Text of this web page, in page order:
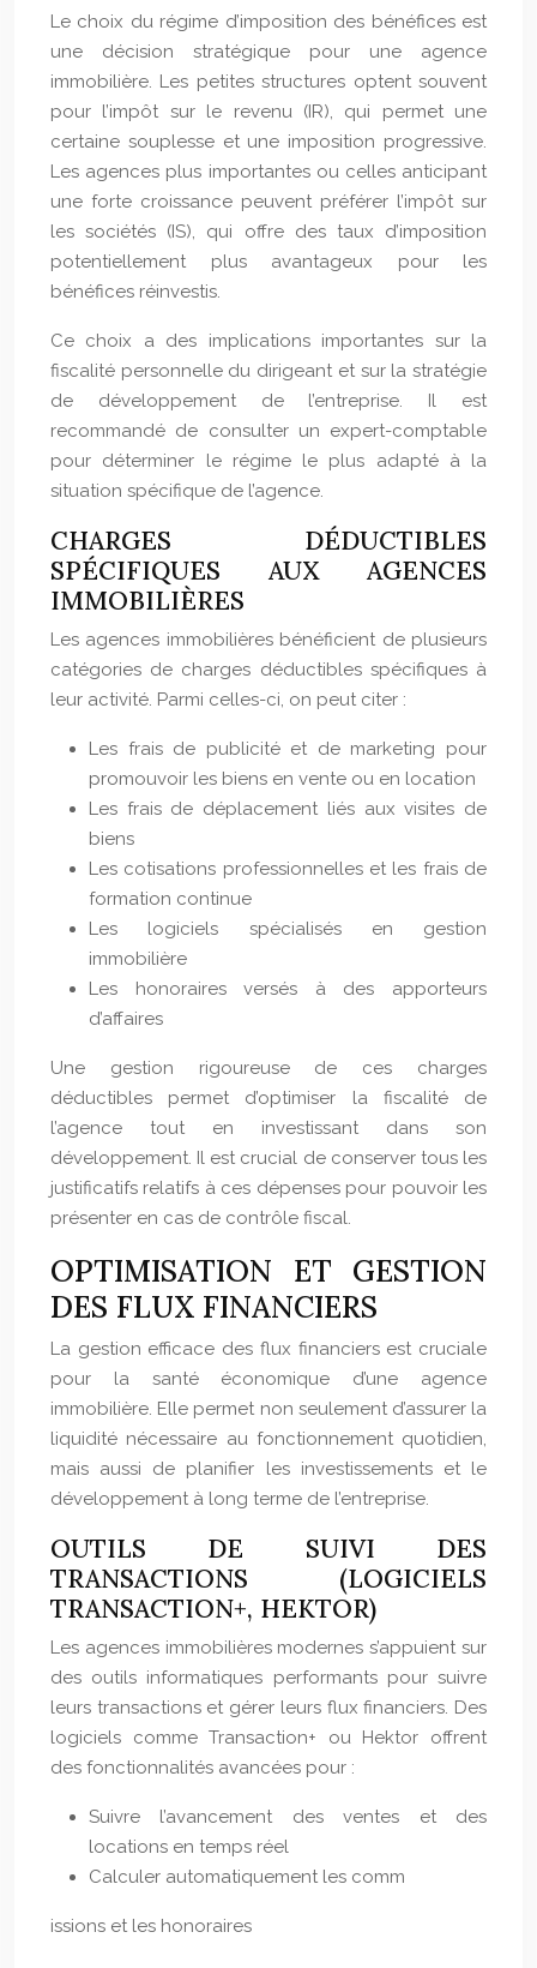
Le choix du régime d’imposition des bénéfices est
une décision stratégique pour une agence
immobilière. Les petites structures optent souvent
pour l’impôt sur le revenu (IR), qui permet une
certaine souplesse et une imposition progressive.
Les agences plus importantes ou celles anticipant
une forte croissance peuvent préférer l’impôt sur
les sociétés (IS), qui offre des taux d’imposition
potentiellement plus avantageux pour les
bénéfices réinvestis.
Ce choix a des implications importantes sur la
fiscalité personnelle du dirigeant et sur la stratégie
de développement de l’entreprise. Il est
recommandé de consulter un expert-comptable
pour déterminer le régime le plus adapté à la
situation spécifique de l’agence.
CHARGES DÉDUCTIBLES
SPÉCIFIQUES AUX AGENCES
IMMOBILIÈRES
Les agences immobilières bénéficient de plusieurs
catégories de charges déductibles spécifiques à
leur activité. Parmi celles-ci, on peut citer :
Les frais de publicité et de marketing pour
promouvoir les biens en vente ou en location
Les frais de déplacement liés aux visites de
biens
Les cotisations professionnelles et les frais de
formation continue
Les logiciels spécialisés en gestion
immobilière
Les honoraires versés à des apporteurs
d’affaires
Une gestion rigoureuse de ces charges
déductibles permet d’optimiser la fiscalité de
l’agence tout en investissant dans son
développement. Il est crucial de conserver tous les
justificatifs relatifs à ces dépenses pour pouvoir les
présenter en cas de contrôle fiscal.
OPTIMISATION ET GESTION
DES FLUX FINANCIERS
La gestion efficace des flux financiers est cruciale
pour la santé économique d’une agence
immobilière. Elle permet non seulement d’assurer la
liquidité nécessaire au fonctionnement quotidien,
mais aussi de planifier les investissements et le
développement à long terme de l’entreprise.
OUTILS DE SUIVI DES
TRANSACTIONS (LOGICIELS
TRANSACTION+, HEKTOR)
Les agences immobilières modernes s’appuient sur
des outils informatiques performants pour suivre
leurs transactions et gérer leurs flux financiers. Des
logiciels comme Transaction+ ou Hektor offrent
des fonctionnalités avancées pour :
Suivre l’avancement des ventes et des
locations en temps réel
Calculer automatiquement les comm
issions et les honoraires